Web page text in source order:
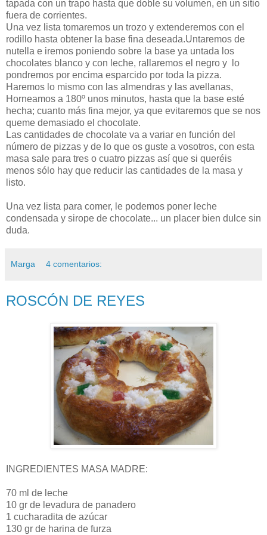
tapada con un trapo hasta que doble su volumen, en un sitio
fuera de corrientes.
Una vez lista tomaremos un trozo y extenderemos con el
rodillo hasta obtener la base fina deseada.Untaremos de
nutella e iremos poniendo sobre la base ya untada los
chocolates blanco y con leche, rallaremos el negro y lo
pondremos por encima esparcido por toda la pizza.
Haremos lo mismo con las almendras y las avellanas,
Horneamos a 180º unos minutos, hasta que la base esté
hecha; cuanto más fina mejor, ya que evitaremos que se nos
queme demasiado el chocolate.
Las cantidades de chocolate va a variar en función del
número de pizzas y de lo que os guste a vosotros, con esta
masa sale para tres o cuatro pizzas así que si queréis
menos sólo hay que reducir las cantidades de la masa y
listo.
Una vez lista para comer, le podemos poner leche
condensada y sirope de chocolate... un placer bien dulce sin
duda.
Marga 4 comentarios:
ROSCÓN DE REYES
INGREDIENTES MASA MADRE:
70 ml de leche
10 gr de levadura de panadero
1 cucharadita de azúcar
130 gr de harina de furza